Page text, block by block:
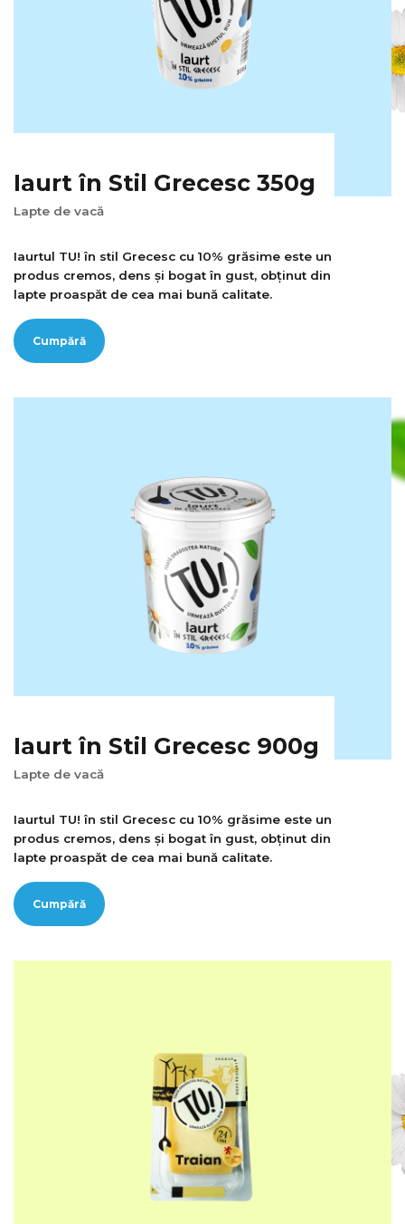
Iaurt în Stil Grecesc 350g
Lapte de vacă
Iaurtul TU! în stil Grecesc cu 10% grăsime este un
produs cremos, dens și bogat în gust, obținut din
lapte proaspăt de cea mai bună calitate.
Cumpără
Iaurt în Stil Grecesc 900g
Lapte de vacă
Iaurtul TU! în stil Grecesc cu 10% grăsime este un
produs cremos, dens și bogat în gust, obținut din
lapte proaspăt de cea mai bună calitate.
Cumpără